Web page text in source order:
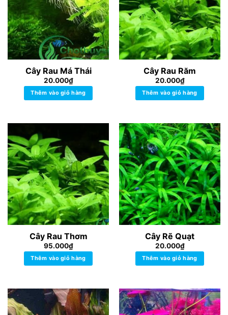
Cây Rau Má Thái
20.000₫
Thêm vào giỏ hàng
Cây Rau Răm
20.000₫
Thêm vào giỏ hàng
Cây Rau Thơm
95.000₫
Thêm vào giỏ hàng
Cây Rẽ Quạt
20.000₫
Thêm vào giỏ hàng